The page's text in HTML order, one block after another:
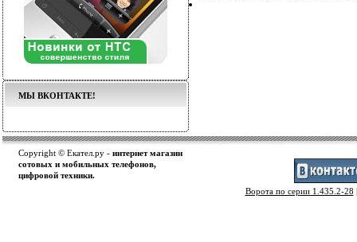
МЫ ВКОНТАКТЕ!
Copyright © Екател.ру - интернет магазин
сотовых и мобильных телефонов,
цифровой техники.
Ворота по серии 1.435.2-28